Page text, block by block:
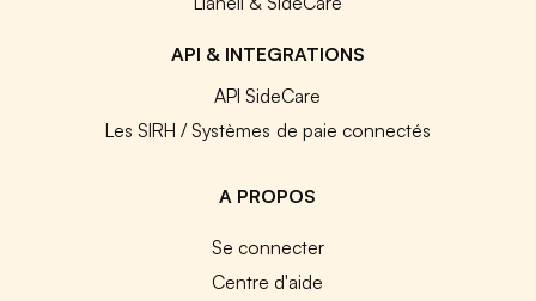
API & INTEGRATIONS
API SideCare
Les SIRH / Systèmes de paie connectés
A PROPOS
Se connecter
Centre d'aide